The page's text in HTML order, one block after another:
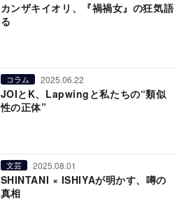
カンザキイオリ、『禍禍女』の狂気語
る
コラム 2025.06.22
JOIとK、Lapwingと私たちの“類似
性の正体”
文芸 2025.08.01
SHINTANI × ISHIYAが明かす、噂の
真相